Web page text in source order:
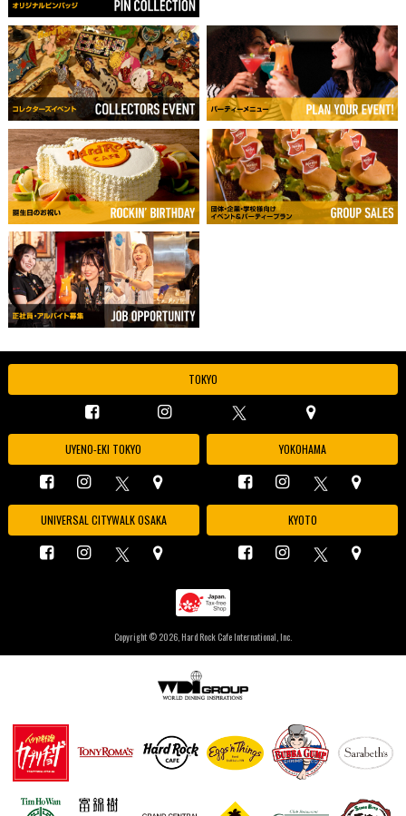
TOKYO
UYENO-EKI TOKYO YOKOHAMA
UNIVERSAL CITYWALK OSAKA KYOTO
Copyright © 2026, Hard Rock Cafe International, Inc.